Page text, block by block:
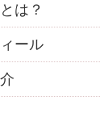
は？
ール